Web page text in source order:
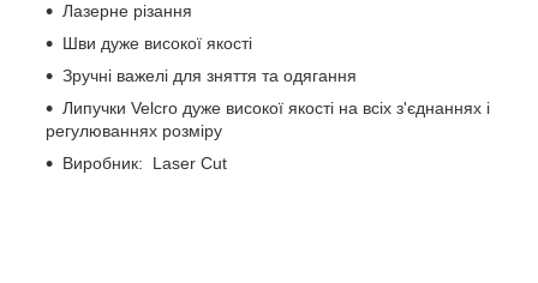
Лазерне різання
Шви дуже високої якості
Зручні важелі для зняття та одягання
Липучки Velcro дуже високої якості на всіх з'єднаннях і
регулюваннях розміру
Виробник: Laser Cut